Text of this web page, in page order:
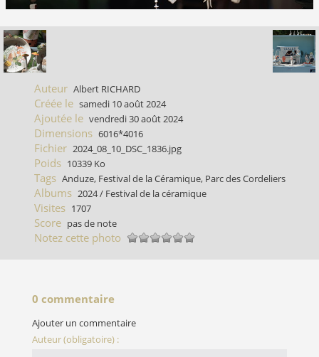
Auteur Albert RICHARD
Créée le samedi 10 août 2024
Ajoutée le vendredi 30 août 2024
Dimensions 6016*4016
Fichier 2024_08_10_DSC_1836.jpg
Poids 10339 Ko
Tags Anduze, Festival de la Céramique, Parc des Cordeliers
Albums 2024/ Festival de la céramique
Visites 1707
Score pas de note
Notez cette photo
0 commentaire
Ajouter un commentaire
Auteur (obligatoire) :